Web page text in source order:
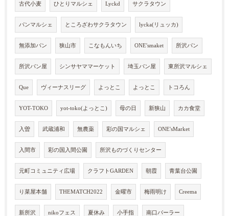
古代小麦 ひとりマルシェ Lyckd サクラタウン
パンマルシェ ところざわサクラタウン lycka(リュッカ)
無添加パン 狭山市 こなもんいち ONE'smaket 所沢パン
所沢パン屋 シンサヤママーケット 埼玉パン屋 東所沢マルシェ
Que ヴィーナスリーグ よっとこ よっとこ トコろん
YOT-TOKO yot-toko(よっとこ) 母の日 新狭山 カカ食堂
入曽 武蔵浦和 無農薬 彩の国マルシェ ONE'sMarket
入間市 彩の国入間公園 所沢ものづくりセンター
元町コミュニティ広場 クラフトGARDEN 朝霞 青葉台公園
り菜屋本舗 THEMATCH2022 金曜市 梅雨明け Creema
新所沢 nikoフェス 夏休み 小手指 南口パーラー